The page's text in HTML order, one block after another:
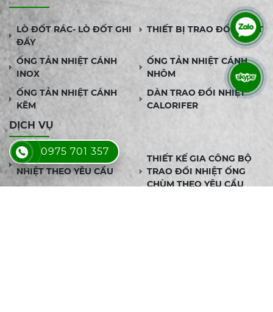
LÒ ĐỐT RÁC- LÒ ĐỐT GHI
ĐẨY
THIẾT BỊ TRAO ĐỔI NHIỆT
ỐNG TẢN NHIỆT CÁNH
INOX
ỐNG TẢN NHIỆT CÁNH
NHÔM
ỐNG TẢN NHIỆT CÁNH
KẼM
DÀN TRAO ĐỔI NHIỆT
CALORIFER
DỊCH VỤ
SẢN XUẤT ỐNG TẢN
NHIỆT THEO YÊU CẦU
THIẾT KẾ GIA CÔNG BỘ
TRAO ĐỔI NHIỆT ỐNG
CHÙM THEO YÊU CẦU
0975 701 357